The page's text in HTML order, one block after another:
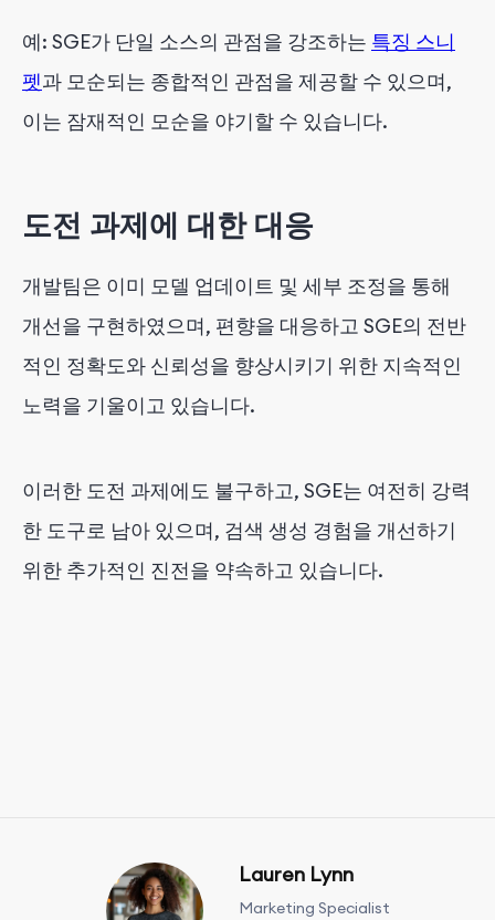
예: SGE가 단일 소스의 관점을 강조하는 특징 스니
펫과 모순되는 종합적인 관점을 제공할 수 있으며,
이는 잠재적인 모순을 야기할 수 있습니다.
도전 과제에 대한 대응
개발팀은 이미 모델 업데이트 및 세부 조정을 통해
개선을 구현하였으며, 편향을 대응하고 SGE의 전반
적인 정확도와 신뢰성을 향상시키기 위한 지속적인
노력을 기울이고 있습니다.
이러한 도전 과제에도 불구하고, SGE는 여전히 강력
한 도구로 남아 있으며, 검색 생성 경험을 개선하기
위한 추가적인 진전을 약속하고 있습니다.
Lauren Lynn
Marketing Specialist